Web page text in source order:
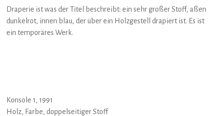
Draperie ist was der Titel beschreibt: ein sehr großer Stoff, aßen
dunkelrot, innen blau, der über ein Holzgestell drapiert ist. Es ist
ein temporäres Werk.
Konsole 1, 1991
Holz, Farbe, doppelseitiger Stoff